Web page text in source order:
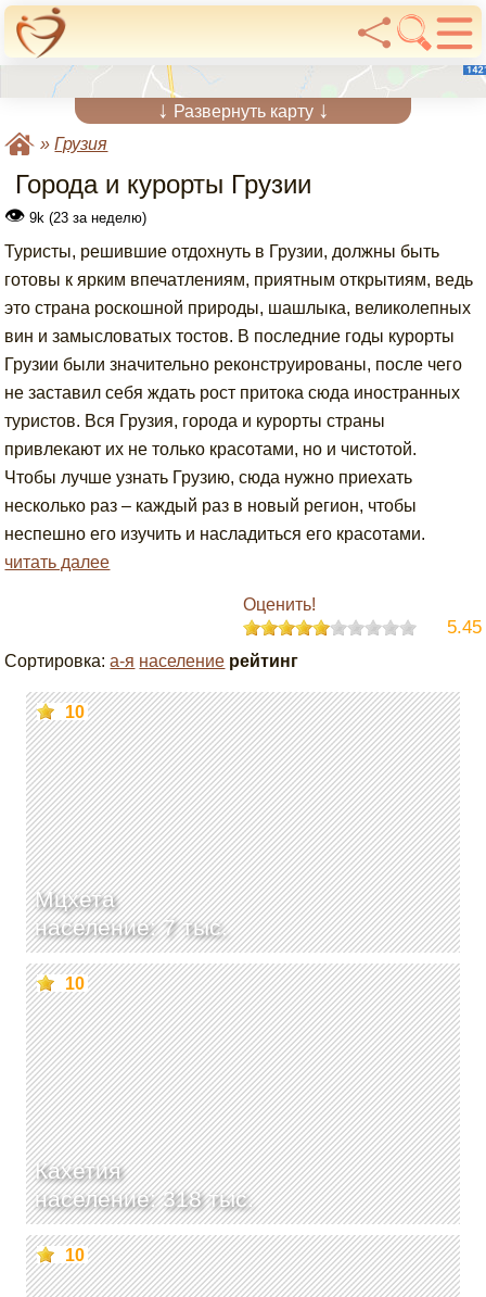
↓ Развернуть карту ↓
»Грузия
Города и курорты Грузии
👁 9k (23 за неделю)
Туристы, решившие отдохнуть в Грузии, должны быть
готовы к ярким впечатлениям, приятным открытиям, ведь
это страна роскошной природы, шашлыка, великолепных
вин и замысловатых тостов. В последние годы курорты
Грузии были значительно реконструированы, после чего
не заставил себя ждать рост притока сюда иностранных
туристов. Вся Грузия, города и курорты страны
привлекают их не только красотами, но и чистотой.
Чтобы лучше узнать Грузию, сюда нужно приехать
несколько раз – каждый раз в новый регион, чтобы
неспешно его изучить и насладиться его красотами.
читать далее
Оценить!
5.45
Сортировка:а-я население рейтинг
Мцхета
население: 7 тыс.
10
Кахетия
население: 318 тыс.
10
10